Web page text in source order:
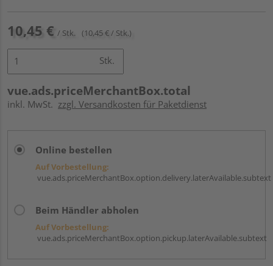
10,45 € / Stk. (10,45 € / Stk.)
Stk.
vue.ads.priceMerchantBox.total
inkl. MwSt. zzgl. Versandkosten für Paketdienst
Online bestellen
Auf Vorbestellung:
vue.ads.priceMerchantBox.option.delivery.laterAvailable.subtext
Beim Händler abholen
Auf Vorbestellung:
vue.ads.priceMerchantBox.option.pickup.laterAvailable.subtext